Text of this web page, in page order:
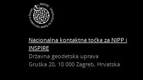
Nacionalna kontaktna točka za NIPP i
INSPIRE
Državna geodetska uprava
Gruška 20, 10 000 Zagreb, Hrvatska